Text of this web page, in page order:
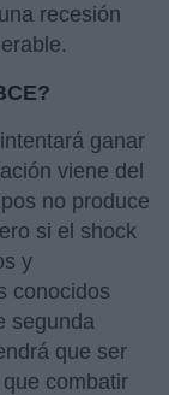
recesión
ganar
viene del
no produce
si el shock
y
conocidos
segunda
que ser
combatir